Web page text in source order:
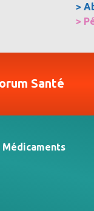
>
>
Santé
Médicaments